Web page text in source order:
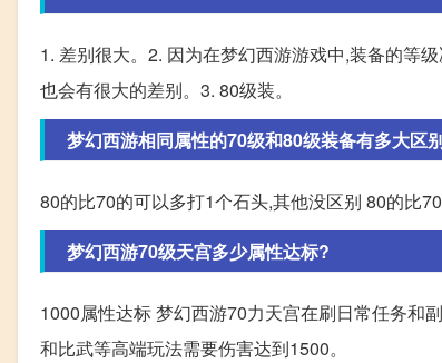
1. 差别很大。2. 因为在梦幻西游游戏中,装备的等
也会有很大的差别。3. 80级装。
梦幻西游相同属性的70级和80级装备有多大区
80的比70的可以多打1个石头,其他没区别 80的比
梦幻西游70级天宫多少属性达标?
1000属性达标 梦幻西游70力天宫在刷日常任务和
和比武等高端玩法需要伤害达到1500。